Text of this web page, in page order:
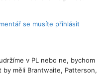
se musíte přihlásit
v PL nebo ne, bychom
by měli Brantwaite, Patterson,